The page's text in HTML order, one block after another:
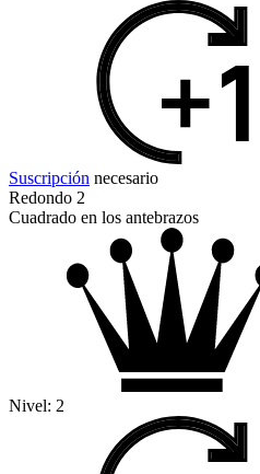
Suscripción necesario
Redondo 2
Cuadrado en los antebrazos
Nivel: 2